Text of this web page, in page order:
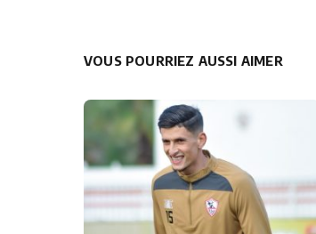
VOUS POURRIEZ AUSSI AIMER